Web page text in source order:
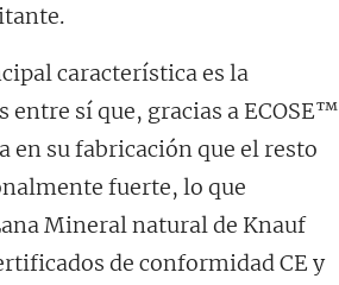
característica es la
sí que, gracias a ECOSE™
en su fabricación que el resto
fuerte, lo que
Mineral natural de Knauf
de conformidad CE y